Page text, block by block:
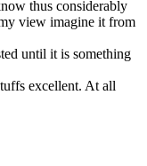
thus considerably
view imagine it from
until it is something
excellent. At all